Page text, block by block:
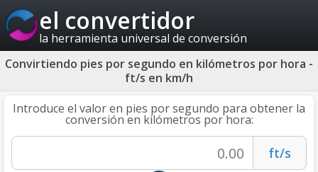
el convertidor
la herramienta universal de conversión
Convirtiendo pies por segundo en kilómetros por hora -
ft/s en km/h
Introduce el valor en pies por segundo para obtener la
conversión en kilómetros por hora: